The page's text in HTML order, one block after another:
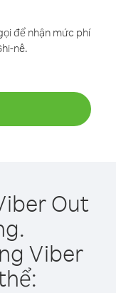
để nhận mức phí
nê.
Out
Viber